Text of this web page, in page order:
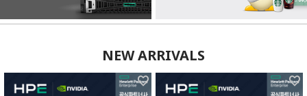
NEW ARRIVALS